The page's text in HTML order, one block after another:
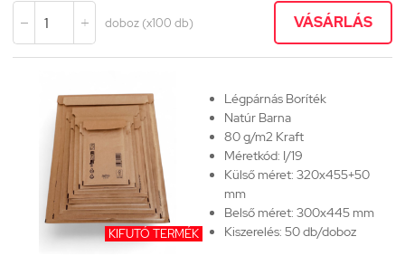
  doboz (x100 db) VÁSÁRLÁS
KIFUTÓ TERMÉK
Légpárnás Boríték
Natúr Barna
80 g/m2 Kraft
Méretkód: I/19
Külső méret: 320x455+50
mm
Belső méret: 300x445 mm
Kiszerelés: 50 db/doboz